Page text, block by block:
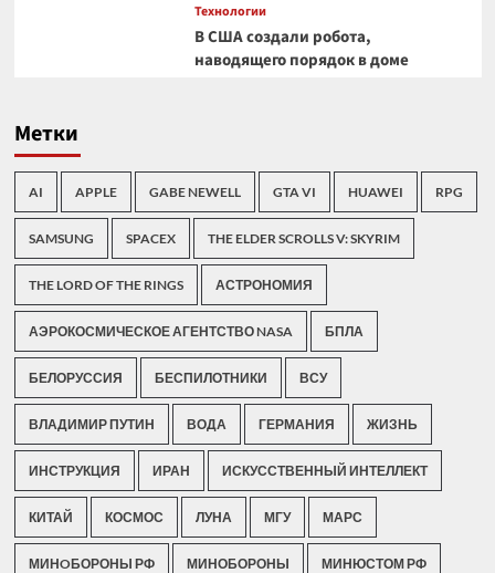
Технологии
В США создали робота,
наводящего порядок в доме
Метки
AI APPLE GABE NEWELL GTA VI HUAWEI RPG
SAMSUNG SPACEX THE ELDER SCROLLS V: SKYRIM
THE LORD OF THE RINGS АСТРОНОМИЯ
АЭРОКОСМИЧЕСКОЕ АГЕНТСТВО NASA БПЛА
БЕЛОРУССИЯ БЕСПИЛОТНИКИ ВСУ
ВЛАДИМИР ПУТИН ВОДА ГЕРМАНИЯ ЖИЗНЬ
ИНСТРУКЦИЯ ИРАН ИСКУССТВЕННЫЙ ИНТЕЛЛЕКТ
КИТАЙ КОСМОС ЛУНА МГУ МАРС
МИНOБОРОНЫ РФ МИНОБОРОНЫ МИНЮСТОМ РФ